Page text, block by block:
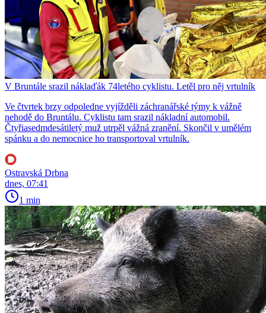
V Bruntále srazil náklaďák 74letého cyklistu. Letěl pro něj vrtulník
Ve čtvrtek brzy odpoledne vyjížděli záchranářské týmy k vážně
nehodě do Bruntálu. Cyklistu tam srazil nákladní automobil.
Čtyřiasedmdesátiletý muž utrpěl vážná zranění. Skončil v umělém
spánku a do nemocnice ho transportoval vrtulník.
Ostravská Drbna
dnes, 07:41
1 min